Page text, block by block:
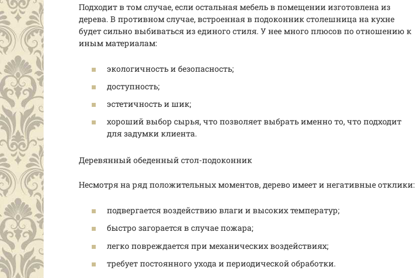
Подходит в том случае, если остальная мебель в помещении изготовлена из
дерева. В противном случае, встроенная в подоконник столешница на кухне
будет сильно выбиваться из единого стиля. У нее много плюсов по отношению к
иным материалам:
экологичность и безопасность;
доступность;
эстетичность и шик;
хороший выбор сырья, что позволяет выбрать именно то, что подходит
для задумки клиента.
Деревянный обеденный стол-подоконник
Несмотря на ряд положительных моментов, дерево имеет и негативные отклики:
подвергается воздействию влаги и высоких температур;
быстро загорается в случае пожара;
легко повреждается при механических воздействиях;
требует постоянного ухода и периодической обработки.